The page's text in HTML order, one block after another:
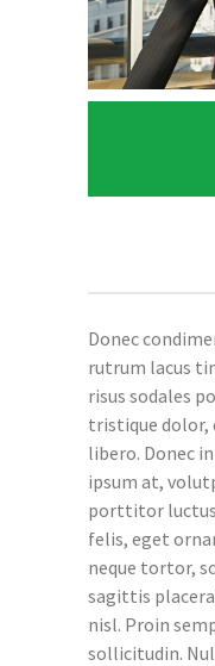
Donec
rutrum lacus
risus sodales
tristique dolor,
libero. Donec
ipsum at,
porttitor
felis, eget
neque tortor,
sagittis
nisl. Proin
sollicitudin.